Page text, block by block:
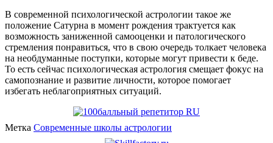
В современной психологической астрологии такое же
положение Сатурна в момент рождения трактуется как
возможность заниженной самооценки и патологического
стремления понравиться, что в свою очередь толкает человека
на необдуманные поступки, которые могут привести к беде.
То есть сейчас психологическая астрология смещает фокус на
самопознание и развитие личности, которое помогает
избегать неблагоприятных ситуаций.
Метка Современные школы астрологии